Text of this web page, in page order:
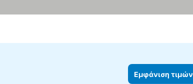
Εμφάνιση τιμών